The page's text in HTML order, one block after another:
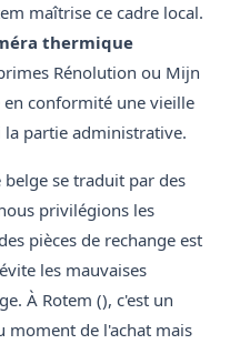
maîtrise ce cadre local.
thermique
Rénolution ou Mijn
conformité une vieille
partie administrative.
belge se traduit par des
privilégions les
pièces de rechange est
les mauvaises
À Rotem (), c'est un
moment de l'achat mais